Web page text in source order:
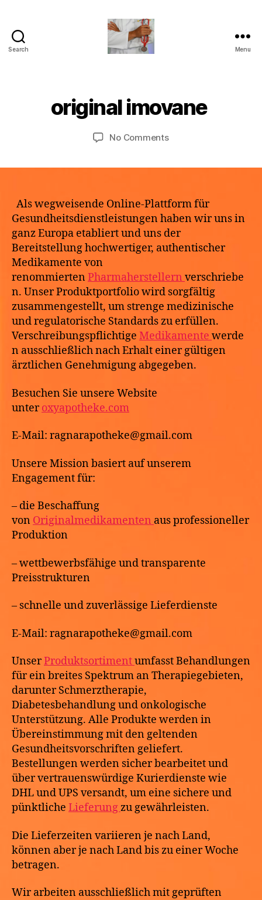
Search Menu
Categories
O
D
original imovane
p
t
y
2
2
2
No Commentson
Als wegweisende Online-Plattform für
Gesundheitsdienstleistungen haben wir uns in
ganz Europa etabliert und uns der
Bereitstellung hochwertiger, authentischer
Medikamente von
renommiertenPharmaherstellern verschriebe
n. Unser Produktportfolio wird sorgfältig
zusammengestellt, um strenge medizinische
und regulatorische Standards zu erfüllen.
Verschreibungspflichtige Medikamente werde
n ausschließlich nach Erhalt einer gültigen
ärztlichen Genehmigung abgegeben.
Besuchen Sie unsere Website
unteroxyapotheke.com
E-Mail: ragnarapotheke@gmail.com
Unsere Mission basiert auf unserem
Engagement für:
– die Beschaffung
von Originalmedikamenten aus professioneller
Produktion
– wettbewerbsfähige und transparente
Preisstrukturen
– schnelle und zuverlässige Lieferdienste
E-Mail: ragnarapotheke@gmail.com
UnserProduktsortimentumfasst Behandlungen
für ein breites Spektrum an Therapiegebieten,
darunter Schmerztherapie,
Diabetesbehandlung und onkologische
Unterstützung. Alle Produkte werden in
Übereinstimmung mit den geltenden
Gesundheitsvorschriften geliefert.
Bestellungen werden sicher bearbeitet und
über vertrauenswürdige Kurierdienste wie
DHL und UPS versandt, um eine sichere und
pünktliche Lieferungzu gewährleisten.
Die Lieferzeiten variieren je nach Land,
können aber je nach Land bis zu einer Woche
betragen.
Wir arbeiten ausschließlich mit geprüften